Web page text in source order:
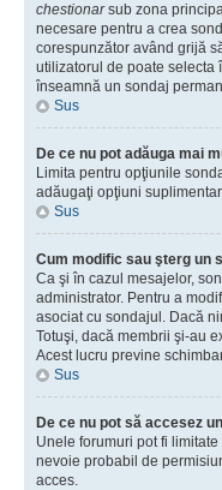
chestionarsub zona
necesare pentru a crea
corespunzător având grijă
utilizatorul de poate selecta
înseamnă un sondaj
Sus
De ce nu pot adăuga mai
Limita pentru opţiunile
adăugaţi opţiuni
Sus
Cum modific sau şterg un
Ca şi în cazul mesajelor,
administrator. Pentru a
asociat cu sondajul. Dacă
Totuşi, dacă membrii şi-au
Acest lucru previne
Sus
De ce nu pot să accesez
Unele forumuri pot fi
nevoie probabil de
acces.